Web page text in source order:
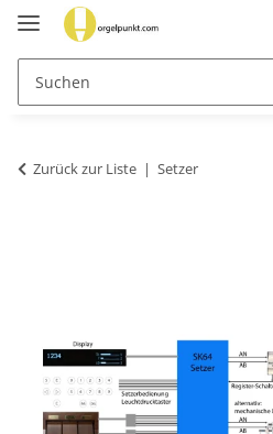
Zurück zur Liste Setzer